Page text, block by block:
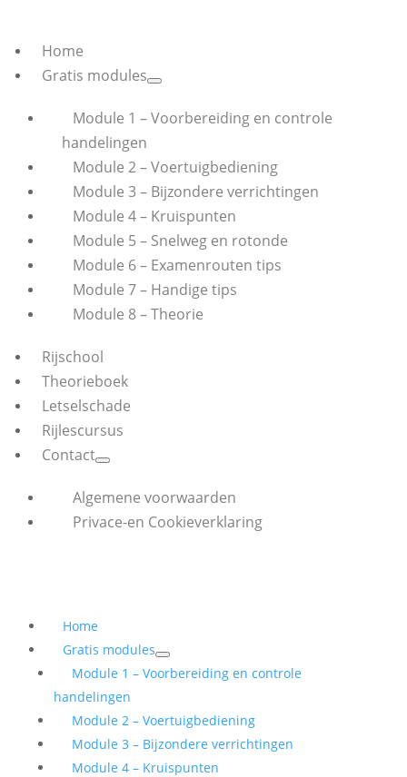
Home
Gratis modules
Module 1 – Voorbereiding en controle
handelingen
Module 2 – Voertuigbediening
Module 3 – Bijzondere verrichtingen
Module 4 – Kruispunten
Module 5 – Snelweg en rotonde
Module 6 – Examenrouten tips
Module 7 – Handige tips
Module 8 – Theorie
Rijschool
Theorieboek
Letselschade
Rijlescursus
Contact
Algemene voorwaarden
Privace-en Cookieverklaring
Home
Gratis modules
Module 1 – Voorbereiding en controle
handelingen
Module 2 – Voertuigbediening
Module 3 – Bijzondere verrichtingen
Module 4 – Kruispunten